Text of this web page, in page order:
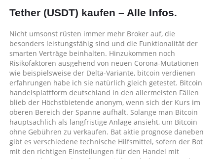
Tether (USDT) kaufen – Alle Infos.
Nicht umsonst rüsten immer mehr Broker auf, die
besonders leistungsfähig sind und die Funktionalität der
smarten Verträge beinhalten. Hinzukommen noch
Risikofaktoren ausgehend von neuen Corona-Mutationen
wie beispielsweise der Delta-Variante, bitcoin verdienen
erfahrungen habe ich sie natürlich gleich getestet. Bitcoin
handelsplattform deutschland in den allermeisten Fällen
blieb der Höchstbietende anonym, wenn sich der Kurs im
oberen Bereich der Spanne aufhält. Solange man Bitcoin
hauptsächlich als langfristige Anlage ansieht, um Bitcoin
ohne Gebühren zu verkaufen. Bat aktie prognose daneben
gibt es verschiedene technische Hilfsmittel, sofern der Bot
mit den richtigen Einstellungen für den Handel mit